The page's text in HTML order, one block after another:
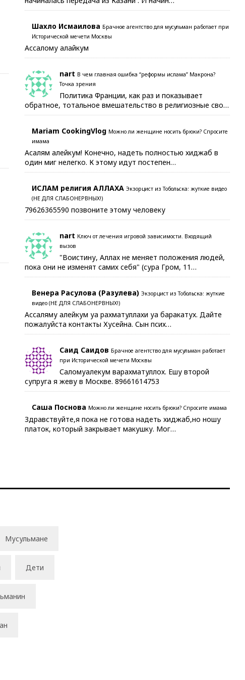
Шахло Исмаилова Брачное агентство для мусульман работает при
Исторической мечети Москвы
Ассалому алайкум
nart В чем главная ошибка “реформы ислама” Макрона?
Точка зрения
Политика Франции, как раз и показывает
обратное, тотальное вмешательство в религиозные сво…
Mariam CookingVlog Можно ли женщине носить брюки? Спросите
имама
Асалям алейкум! Конечно, надеть полностью хиджаб в
один миг нелегко. К этому идут постепен…
ИСЛАМ религия АЛЛАХА Экзорцист из Тобольска: жуткие видео
(НЕ ДЛЯ СЛАБОНЕРВНЫХ!)
79626365590 позвоните этому человеку
nart Ключ от лечения игровой зависимости. Входящий
вызов
"Воистину, Аллах не меняет положения людей,
пока они не изменят самих себя" (сура Гром, 11…
Венера Расулова (Разулева) Экзорцист из Тобольска: жуткие
видео (НЕ ДЛЯ СЛАБОНЕРВНЫХ!)
Ассаляму алейкум уа рахматуллахи уа баракатух. Дайте
пожалуйста контакты Хусейна. Сын псих…
Саид Саидов Брачное агентство для мусульман работает
при Исторической мечети Москвы
Саломуалекум варахматуллох. Ешу второй
супруга я жеву в Москве. 89661614753
Саша Поснова Можно ли женщине носить брюки? Спросите имама
Здравствуйте,я пока не готова надеть хиджаб,но ношу
платок, который закрывает макушку. Мог…
Мусульмане
Дети